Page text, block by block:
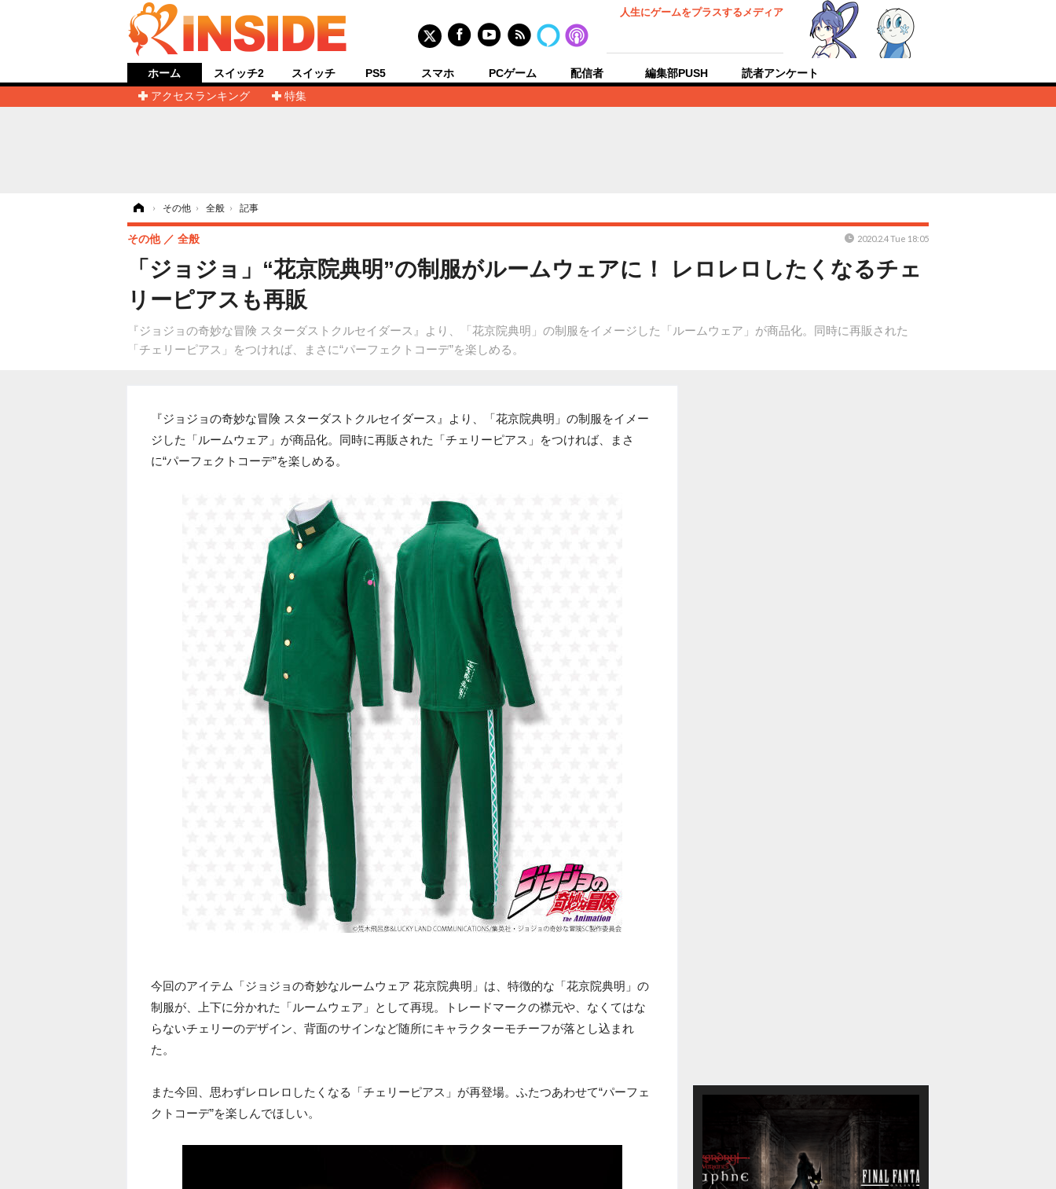
人生にゲームをプラスするメディア
ホーム
アクセスランキング
特集
スイッチ2 スイッチ PS5 スマホ PCゲーム 配信者 編集部PUSH 読者アンケート
› その他 › 全般 › 記事
「ジョジョ」“花京院典明”の制服がルームウェアに！ レロレロしたくなるチェ
リーピアスも再販
『ジョジョの奇妙な冒険 スターダストクルセイダース』より、「花京院典明」の制服をイメージした「ルームウェア」が商品化。同時に再販された
「チェリーピアス」をつければ、まさに“パーフェクトコーデ”を楽しめる。
その他 全般 2020.2.4 Tue 18:05
『ジョジョの奇妙な冒険 スターダストクルセイダース』より、「花京院典明」の制服をイメー
ジした「ルームウェア」が商品化。同時に再販された「チェリーピアス」をつければ、まさ
に“パーフェクトコーデ”を楽しめる。
今回のアイテム「ジョジョの奇妙なルームウェア 花京院典明」は、特徴的な「花京院典明」の
制服が、上下に分かれた「ルームウェア」として再現。トレードマークの襟元や、なくてはな
らないチェリーのデザイン、背面のサインなど随所にキャラクターモチーフが落とし込まれ
た。
また今回、思わずレロレロしたくなる「チェリーピアス」が再登場。ふたつあわせて“パーフェ
クトコーデ”を楽しんでほしい。